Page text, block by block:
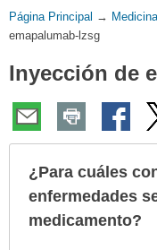
campo
de
Usted
está
Página Principal →
emapalumab-lzsg
Inyección de
¿Para cuáles
enfermedades
medicamento?